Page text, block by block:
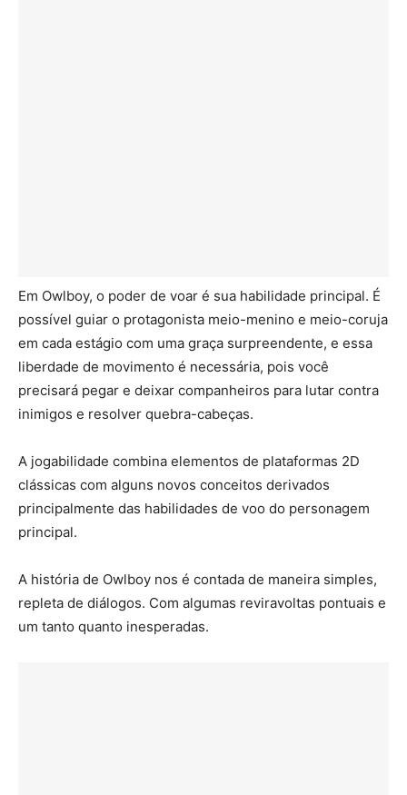
Em Owlboy, o poder de voar é sua habilidade principal. É
possível guiar o protagonista meio-menino e meio-coruja
em cada estágio com uma graça surpreendente, e essa
liberdade de movimento é necessária, pois você
precisará pegar e deixar companheiros para lutar contra
inimigos e resolver quebra-cabeças.
A jogabilidade combina elementos de plataformas 2D
clássicas com alguns novos conceitos derivados
principalmente das habilidades de voo do personagem
principal.
A história de Owlboy nos é contada de maneira simples,
repleta de diálogos. Com algumas reviravoltas pontuais e
um tanto quanto inesperadas.